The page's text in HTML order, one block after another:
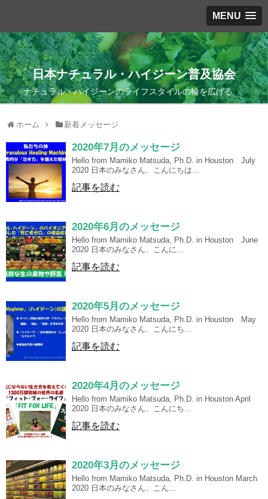
MENU
日本ナチュラル・ハイジーン普及協会
ナチュラル・ハイジーンのライフスタイルの輪を広げる
ホーム 新着メッセージ
2020年7月のメッセージ
Hello from Mamiko Matsuda, Ph.D. in Houston July
2020 日本のみなさん、こんにちは...
記事を読む
2020年6月のメッセージ
Hello from Mamiko Matsuda, Ph.D. in Houston June
2020 日本のみなさん、こんに...
記事を読む
2020年5月のメッセージ
Hello from Mamiko Matsuda, Ph.D. in Houston May
2020 日本のみなさん、こんにち...
記事を読む
2020年4月のメッセージ
Hello from Mamiko Matsuda, Ph.D. in Houston April
2020 日本のみなさん、こんにち...
記事を読む
2020年3月のメッセージ
Hello from Mamiko Matsuda, Ph.D. in Houston March
2020 日本のみなさん、こん...